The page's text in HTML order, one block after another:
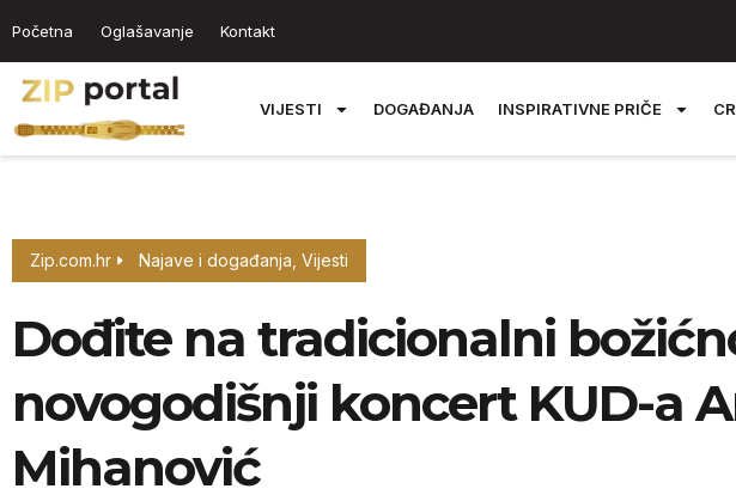
Početna Oglašavanje Kontakt
VIJESTI DOGAĐANJA INSPIRATIVNE PRIČE
Zip.com.hr Najave i događanja Vijesti
Dođite na tradicionalni
novogodišnji koncert KUD-a
Mihanović